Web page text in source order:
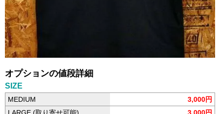
オプションの値段詳細
SIZE
MEDIUM
3,000円